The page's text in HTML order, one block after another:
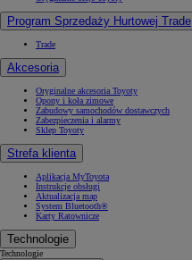
Program Sprzedaży Hurtowej Trade
Trade
Akcesoria
Oryginalne akcesoria Toyoty
Opony i koła zimowe
Zabudowy samochodów dostawczych
Zabezpieczenia i alarmy
Sklep Toyoty
Strefa klienta
Aplikacja MyToyota
Instrukcje obsługi
Aktualizacja map
System Bluetooth®
Karty Ratownicze
Technologie
Technologie